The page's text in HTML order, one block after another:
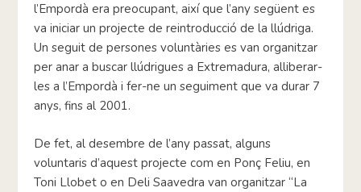
l’Empordà era preocupant, així que l’any següent es
va iniciar un projecte de reintroducció de la llúdriga.
Un seguit de persones voluntàries es van organitzar
per anar a buscar llúdrigues a Extremadura, alliberar-
les a l’Empordà i fer-ne un seguiment que va durar 7
anys, fins al 2001.
De fet, al desembre de l’any passat, alguns
voluntaris d’aquest projecte com en Ponç Feliu, en
Toni Llobet o en Deli Saavedra van organitzar “La